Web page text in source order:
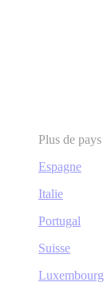
Plus de pays
Espagne
Italie
Portugal
Suisse
Luxembourg